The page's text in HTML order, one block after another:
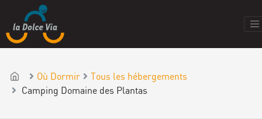
Où Dormir
Tous les hébergements
Camping Domaine des Plantas